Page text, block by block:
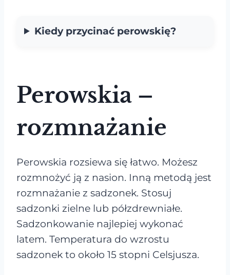
Kiedy przycinać perowskię?
Perowskia –
rozmnażanie
Perowskia rozsiewa się łatwo. Możesz
rozmnożyć ją z nasion. Inną metodą jest
rozmnażanie z sadzonek. Stosuj
sadzonki zielne lub półzdrewniałe.
Sadzonkowanie najlepiej wykonać
latem. Temperatura do wzrostu
sadzonek to około 15 stopni Celsjusza.